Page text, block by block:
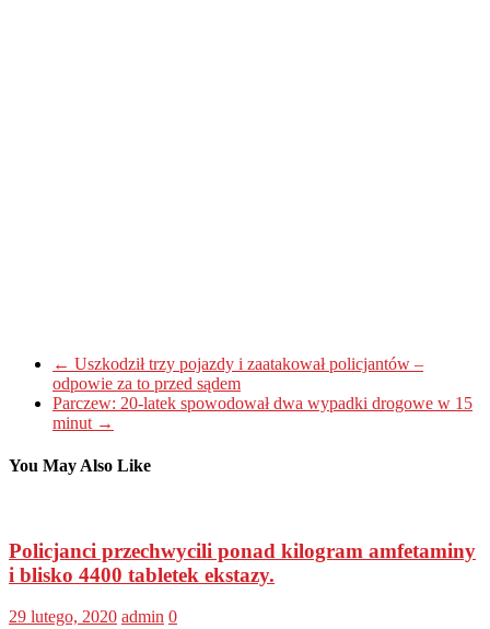
← Uszkodził trzy pojazdy i zaatakował policjantów –
odpowie za to przed sądem
Parczew: 20-latek spowodował dwa wypadki drogowe w 15
minut →
You May Also Like
Policjanci przechwycili ponad kilogram amfetaminy
i blisko 4400 tabletek ekstazy.
29 lutego, 2020 admin 0